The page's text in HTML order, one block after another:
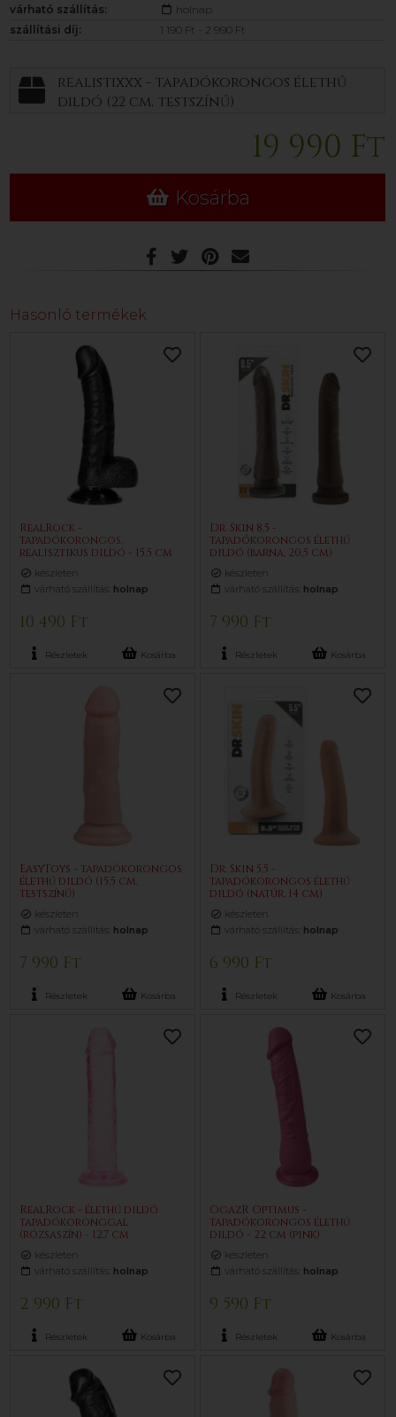
várható szállítás:
holnap
szállítási díj:
1 190 Ft - 2 990 Ft
realistixxx - tapadókorongos élethű
dildó (22 cm, testszínű)
19 990 Ft
Kosárba
Hasonló termékek
RealRock -
tapadókorongos,
realisztikus dildó - 15,5 cm
készleten
várható szállítás: holnap
10 490 Ft
Részletek Kosárba
Dr. Skin 8,5 -
tapadókorongos élethű
dildó (barna, 20,5 cm)
készleten
várható szállítás: holnap
7 990 Ft
Részletek Kosárba
EasyToys - tapadókorongos
élethű dildó (15,5 cm,
testszínű)
készleten
várható szállítás: holnap
7 990 Ft
Részletek Kosárba
Dr. Skin 5,5 -
tapadókorongos élethű
dildó (natúr, 14 cm)
készleten
várható szállítás: holnap
6 990 Ft
Részletek Kosárba
RealRock - élethű dildó
tapadókoronggal
(rózsaszín) - 12,7 cm
készleten
várható szállítás: holnap
2 990 Ft
Részletek Kosárba
OgazR Optimus -
tapadókorongos élethű
dildó - 22 cm (pink)
készleten
várható szállítás: holnap
9 590 Ft
Részletek Kosárba